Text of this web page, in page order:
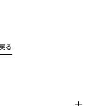
る